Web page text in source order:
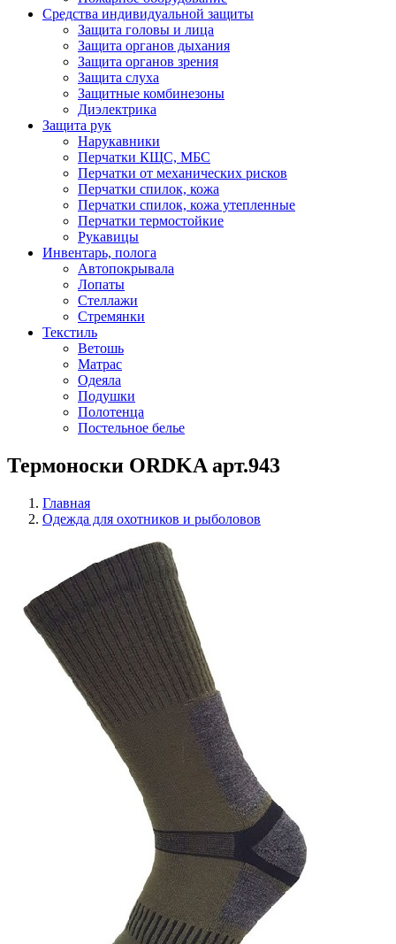
Средства индивидуальной защиты
Защита головы и лица
Защита органов дыхания
Защита органов зрения
Защита слуха
Защитные комбинезоны
Диэлектрика
Защита рук
Нарукавники
Перчатки КЩС, МБС
Перчатки от механических рисков
Перчатки спилок, кожа
Перчатки спилок, кожа утепленные
Перчатки термостойкие
Рукавицы
Инвентарь, полога
Автопокрывала
Лопаты
Стеллажи
Стремянки
Текстиль
Ветошь
Матрас
Одеяла
Подушки
Полотенца
Постельное белье
Термоноски ORDKA арт.943
Главная
Одежда для охотников и рыболовов